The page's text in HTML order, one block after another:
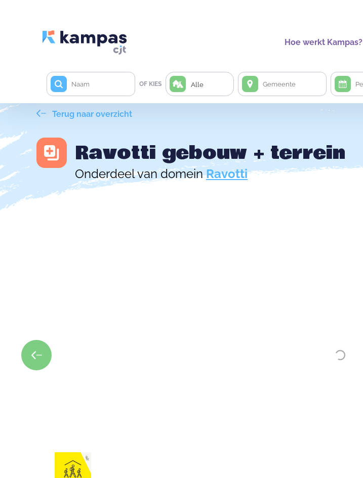
Hoe werkt Kampas?
OF KIES Alle
Terug naar overzicht
Ravotti gebouw + terrein
Onderdeel van domeinRavotti